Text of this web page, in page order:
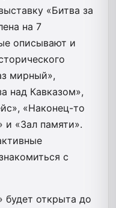
«Битва за
на 7
описывают и
мирный»,
над Кавказом»,
«Наконец-то
и «Зал памяти».
с
будет открыта до